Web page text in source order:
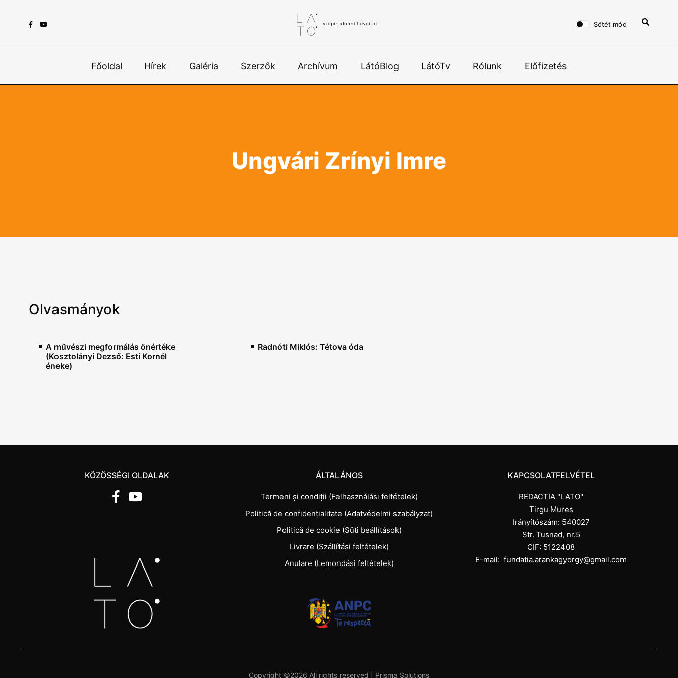
Sötét mód
Főoldal Hírek Galéria Szerzők Archívum LátóBlog LátóTv Rólunk Előfizetés
Ungvári Zrínyi Imre
Olvasmányok
A művészi megformálás önértéke
(Kosztolányi Dezső: Esti Kornél
éneke)
Radnóti Miklós: Tétova óda
KÖZÖSSÉGI OLDALAK ÁLTALÁNOS
Termeni și condiții (Felhasználási feltételek)
Politică de confidențialitate (Adatvédelmi szabályzat)
Politică de cookie (Süti beállítások)
Livrare (Szállítási feltételek)
Anulare (Lemondási feltételek)
KAPCSOLATFELVÉTEL
REDACTIA "LATO"
Tirgu Mures
Irányítószám: 540027
Str. Tusnad, nr.5
CIF: 5122408
E-mail: fundatia.arankagyorgy@gmail.com
Copyright ©2026 All rights reserved | Prisma Solutions